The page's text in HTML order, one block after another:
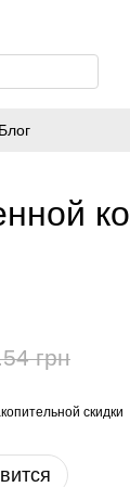
Блог
грн
скидки